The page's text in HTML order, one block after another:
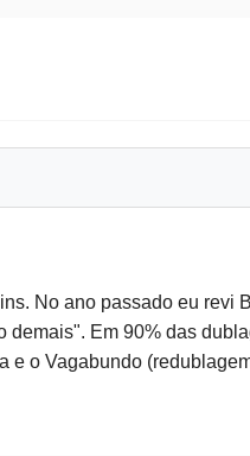
No ano passado eu revi
Em 90% das
e o Vagabundo